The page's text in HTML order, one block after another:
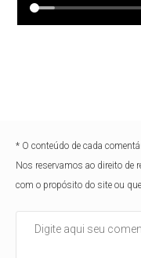
* O conteúdo de cada
Nos reservamos ao direito de
com o propósito do site ou